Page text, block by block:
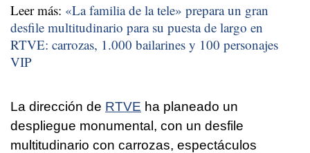
Leer más: «La familia de la tele» prepara un gran
desfile multitudinario para su puesta de largo en
RTVE: carrozas, 1.000 bailarines y 100 personajes
VIP
La dirección de RTVE ha planeado un
despliegue monumental, con un desfile
multitudinario con carrozas, espectáculos